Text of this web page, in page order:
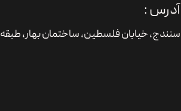
آدرس :
سنندج، خیابان فلسطین،‌ ساختمان بهار، طبقه2